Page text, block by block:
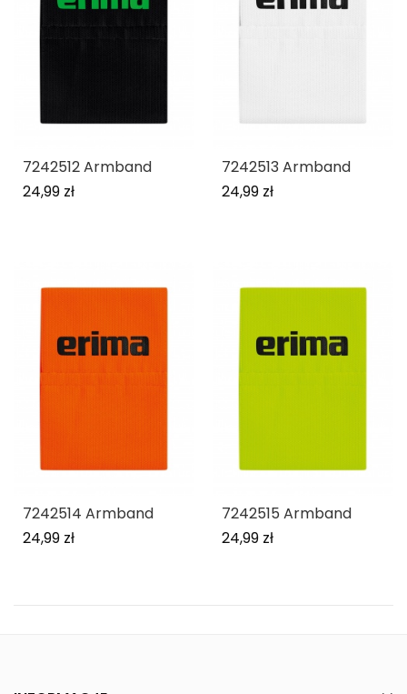
7242512 Armband
24,99 zł
7242513 Armband
24,99 zł
7242514 Armband
24,99 zł
7242515 Armband
24,99 zł